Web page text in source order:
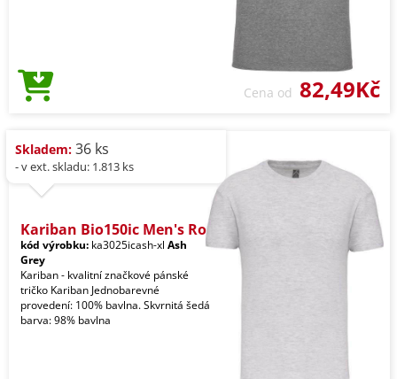
Cena od 82,49Kč
Skladem: 36 ks
- v ext. skladu: 1.813 ks
Kariban Bio150ic Men's Ro
kód výrobku: ka3025icash-xl Ash
Grey
Kariban - kvalitní značkové pánské
tričko Kariban Jednobarevné
provedení: 100% bavlna. Skvrnitá šedá
barva: 98% bavlna